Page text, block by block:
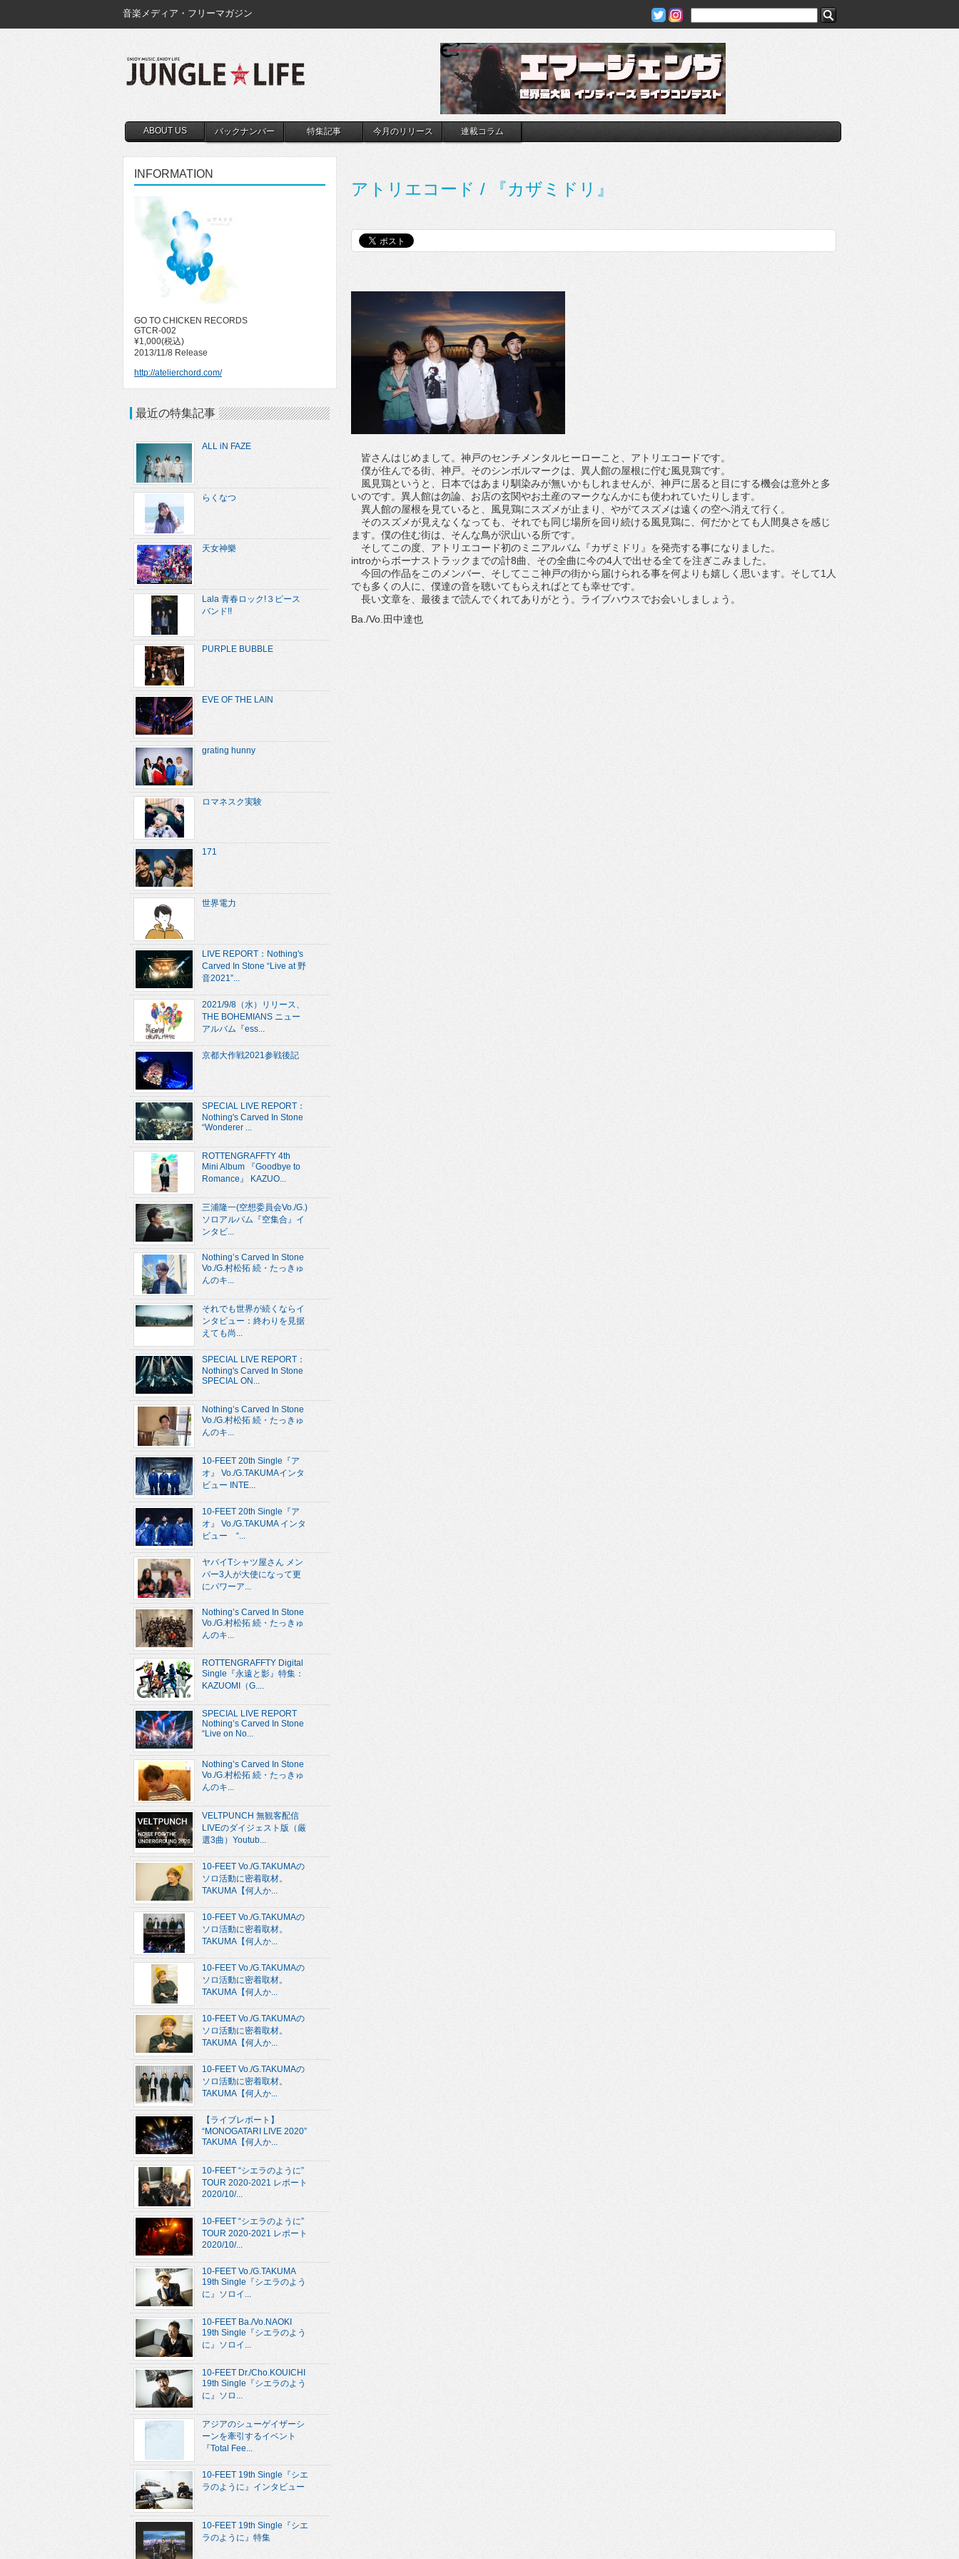
音楽メディア・フリーマガジン
ABOUT US バックナンバー 特集記事 今月のリリース 連載コラム
アトリエコード / 『カザミドリ』
皆さんはじめまして。神戸のセンチメンタルヒーローこと、アトリエコードです。
僕が住んでる街、神戸。そのシンボルマークは、異人館の屋根に佇む風見鶏です。
風見鶏というと、日本ではあまり馴染みが無いかもしれませんが、神戸に居ると目にする機会は意外と多
いのです。異人館は勿論、お店の玄関やお土産のマークなんかにも使われていたりします。
異人館の屋根を見ていると、風見鶏にスズメが止まり、やがてスズメは遠くの空へ消えて行く。
そのスズメが見えなくなっても、それでも同じ場所を回り続ける風見鶏に、何だかとても人間臭さを感じ
ます。僕の住む街は、そんな鳥が沢山いる所です。
そしてこの度、アトリエコード初のミニアルバム『カザミドリ』を発売する事になりました。
introからボーナストラックまでの計8曲、その全曲に今の4人で出せる全てを注ぎこみました。
今回の作品をこのメンバー、そしてここ神戸の街から届けられる事を何よりも嬉しく思います。そして1人
でも多くの人に、僕達の音を聴いてもらえればとても幸せです。
長い文章を、最後まで読んでくれてありがとう。ライブハウスでお会いしましょう。
Ba./Vo.田中達也
INFORMATION
GO TO CHICKEN RECORDS
GTCR-002
¥1,000(税込)
2013/11/8 Release
http://atelierchord.com/
最近の特集記事
ALL iN FAZE
らくなつ
天女神樂
Lala 青春ロック!３ピース
バンド!!
PURPLE BUBBLE
EVE OF THE LAIN
grating hunny
ロマネスク実験
171
世界電力
LIVE REPORT：Nothing's
Carved In Stone “Live at 野
音2021”...
2021/9/8（水）リリース、
THE BOHEMIANS ニュー
アルバム『ess...
京都大作戦2021参戦後記
SPECIAL LIVE REPORT：
Nothing's Carved In Stone
“Wonderer ...
ROTTENGRAFFTY 4th
Mini Album 『Goodbye to
Romance』 KAZUO...
三浦隆一(空想委員会Vo./G.)
ソロアルバム『空集合』イ
ンタビ...
Nothing’s Carved In Stone
Vo./G.村松拓 続・たっきゅ
んのキ...
それでも世界が続くならイ
ンタビュー：終わりを見据
えても尚...
SPECIAL LIVE REPORT：
Nothing's Carved In Stone
SPECIAL ON...
Nothing’s Carved In Stone
Vo./G.村松拓 続・たっきゅ
んのキ...
10-FEET 20th Single『ア
オ』 Vo./G.TAKUMAインタ
ビュー INTE...
10-FEET 20th Single『ア
オ』 Vo./G.TAKUMA インタ
ビュー “...
ヤバイTシャツ屋さん メン
バー3人が大使になって更
にパワーア...
Nothing’s Carved In Stone
Vo./G.村松拓 続・たっきゅ
んのキ...
ROTTENGRAFFTY Digital
Single『永遠と影』特集：
KAZUOMI（G....
SPECIAL LIVE REPORT
Nothing’s Carved In Stone
“Live on No...
Nothing’s Carved In Stone
Vo./G.村松拓 続・たっきゅ
んのキ...
VELTPUNCH 無観客配信
LIVEのダイジェスト版（厳
選3曲）Youtub...
10-FEET Vo./G.TAKUMAの
ソロ活動に密着取材。
TAKUMA【何人か...
10-FEET Vo./G.TAKUMAの
ソロ活動に密着取材。
TAKUMA【何人か...
10-FEET Vo./G.TAKUMAの
ソロ活動に密着取材。
TAKUMA【何人か...
10-FEET Vo./G.TAKUMAの
ソロ活動に密着取材。
TAKUMA【何人か...
10-FEET Vo./G.TAKUMAの
ソロ活動に密着取材。
TAKUMA【何人か...
【ライブレポート】
“MONOGATARI LIVE 2020”
TAKUMA【何人か...
10-FEET “シエラのように”
TOUR 2020-2021 レポート
2020/10/...
10-FEET “シエラのように”
TOUR 2020-2021 レポート
2020/10/...
10-FEET Vo./G.TAKUMA
19th Single『シエラのよう
に』ソロイ...
10-FEET Ba./Vo.NAOKI
19th Single『シエラのよう
に』ソロイ...
10-FEET Dr./Cho.KOUICHI
19th Single『シエラのよう
に』ソロ...
アジアのシューゲイザーシ
ーンを牽引するイベント
『Total Fee...
10-FEET 19th Single『シエ
ラのように』インタビュー
10-FEET 19th Single『シエ
ラのように』特集